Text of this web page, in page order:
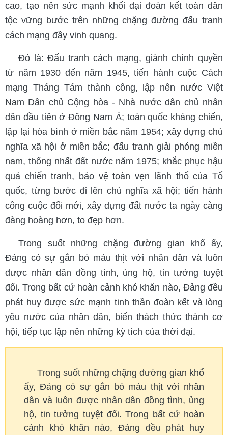
cao, tạo nên sức mạnh khối đại đoàn kết toàn dân
tộc vững bước trên những chặng đường đấu tranh
cách mạng đầy vinh quang.
Đó là: Đấu tranh cách mạng, giành chính quyền
từ năm 1930 đến năm 1945, tiến hành cuộc Cách
mạng Tháng Tám thành công, lập nên nước Việt
Nam Dân chủ Cộng hòa - Nhà nước dân chủ nhân
dân đầu tiên ở Đông Nam Á; toàn quốc kháng chiến,
lập lại hòa bình ở miền bắc năm 1954; xây dựng chủ
nghĩa xã hội ở miền bắc; đấu tranh giải phóng miền
nam, thống nhất đất nước năm 1975; khắc phục hậu
quả chiến tranh, bảo vệ toàn vẹn lãnh thổ của Tổ
quốc, từng bước đi lên chủ nghĩa xã hội; tiến hành
công cuộc đổi mới, xây dựng đất nước ta ngày càng
đàng hoàng hơn, to đẹp hơn.
Trong suốt những chặng đường gian khổ ấy,
Đảng có sự gắn bó máu thịt với nhân dân và luôn
được nhân dân đồng tình, ủng hộ, tin tưởng tuyệt
đối. Trong bất cứ hoàn cảnh khó khăn nào, Đảng đều
phát huy được sức mạnh tinh thần đoàn kết và lòng
yêu nước của nhân dân, biến thách thức thành cơ
hội, tiếp tục lập nên những kỳ tích của thời đại.
Trong suốt những chặng đường gian khổ
ấy, Đảng có sự gắn bó máu thịt với nhân
dân và luôn được nhân dân đồng tình, ủng
hộ, tin tưởng tuyệt đối. Trong bất cứ hoàn
cảnh khó khăn nào, Đảng đều phát huy